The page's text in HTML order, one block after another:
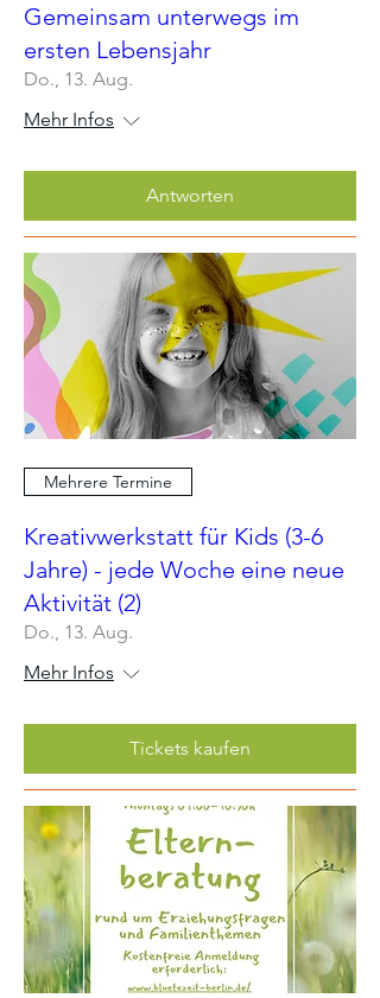
Gemeinsam unterwegs im
ersten Lebensjahr
Do., 13. Aug.
Mehr Infos
Antworten
Mehrere Termine
Kreativwerkstatt für Kids (3-6
Jahre) - jede Woche eine neue
Aktivität (2)
Do., 13. Aug.
Mehr Infos
Tickets kaufen